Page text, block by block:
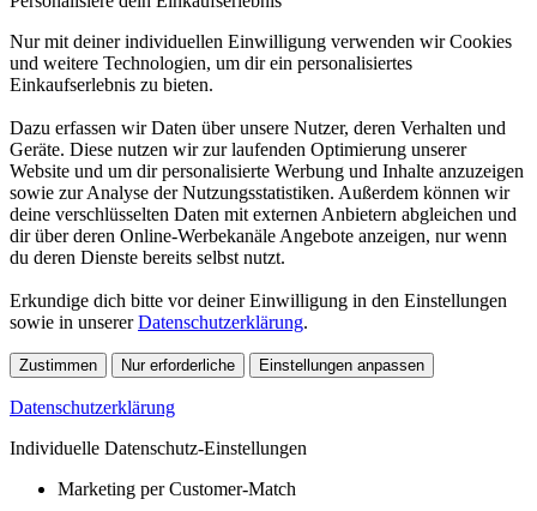
Nur mit deiner individuellen Einwilligung verwenden wir Cookies
und weitere Technologien, um dir ein personalisiertes
Einkaufserlebnis zu bieten.
Dazu erfassen wir Daten über unsere Nutzer, deren Verhalten und
Geräte. Diese nutzen wir zur laufenden Optimierung unserer
Website und um dir personalisierte Werbung und Inhalte anzuzeigen
sowie zur Analyse der Nutzungsstatistiken. Außerdem können wir
deine verschlüsselten Daten mit externen Anbietern abgleichen und
dir über deren Online-Werbekanäle Angebote anzeigen, nur wenn
du deren Dienste bereits selbst nutzt.
Erkundige dich bitte vor deiner Einwilligung in den Einstellungen
sowie in unsererDatenschutzerklärung.
Zustimmen Nur erforderliche Einstellungen anpassen
Datenschutzerklärung
Individuelle Datenschutz-Einstellungen
Marketing per Customer-Match